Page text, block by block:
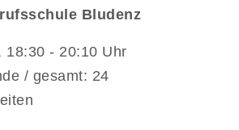
Bludenz
18:30 - 20:10 Uhr
/ gesamt: 24